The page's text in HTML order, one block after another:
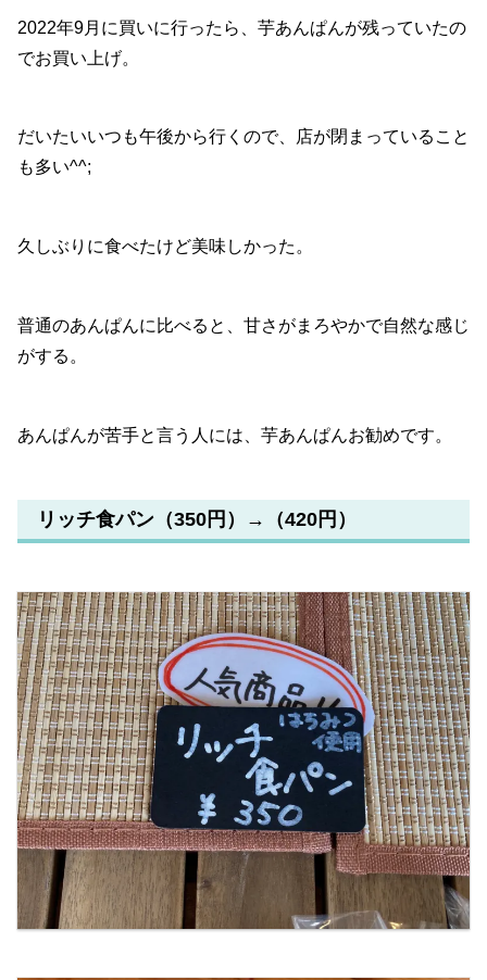
2022年9月に買いに行ったら、芋あんぱんが残っていたの
でお買い上げ。
だいたいいつも午後から行くので、店が閉まっていること
も多い^^;
久しぶりに食べたけど美味しかった。
普通のあんぱんに比べると、甘さがまろやかで自然な感じ
がする。
あんぱんが苦手と言う人には、芋あんぱんお勧めです。
リッチ食パン（350円）→（420円）